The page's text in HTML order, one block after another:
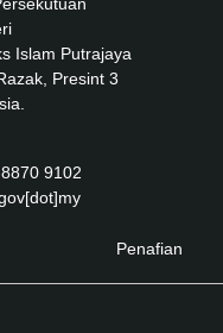
Islam Putrajaya
Presint 3
9102
Penafian